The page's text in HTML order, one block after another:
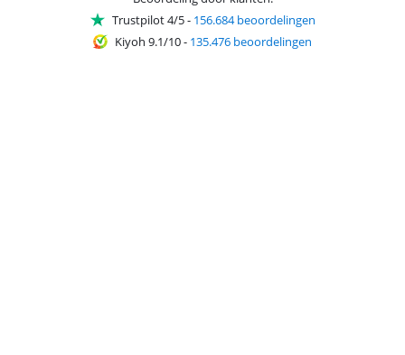
Trustpilot 4/5- 156.684 beoordelingen
Kiyoh 9.1/10- 135.476 beoordelingen